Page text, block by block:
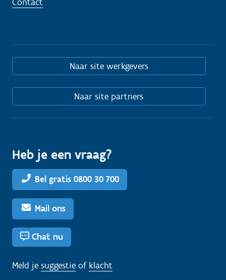
Naar site werkgevers
Naar site partners
Heb je een vraag?
Bel gratis 0800 30 700
Mail ons
Chat nu
Meld je suggestie of klacht